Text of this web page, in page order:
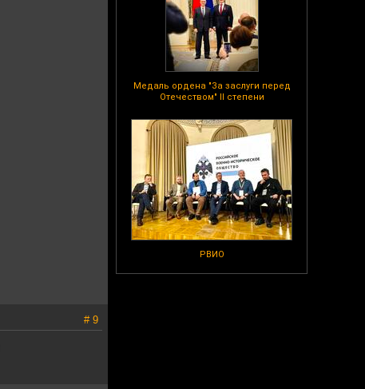
Медаль ордена "За заслуги перед
Отечеством" II степени
РВИО
# 9